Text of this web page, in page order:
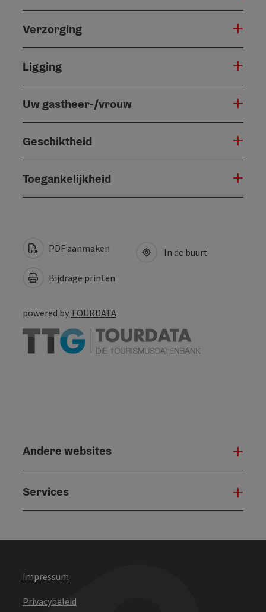
Verzorging
Ligging
Uw gastheer-/vrouw
Geschiktheid
Toegankelijkheid
PDF aanmaken
Bijdrage printen
In de buurt
powered by TOURDATA
Andere websites
Services
Impressum
Privacybeleid